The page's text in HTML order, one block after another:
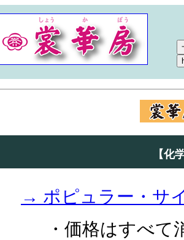
【
→ ポピュラー・サ
・価格はすべて